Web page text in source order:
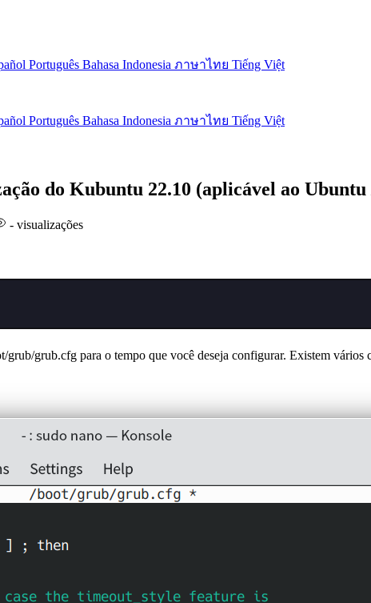
Português Bahasa Indonesia ภาษาไทย Tiếng Việt
Português Bahasa Indonesia ภาษาไทย Tiếng Việt
do Kubuntu 22.10 (aplicável ao
- visualizações
grub.cfg para o tempo que você deseja configurar. Existem vários